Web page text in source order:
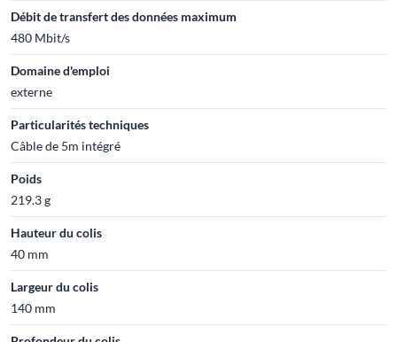
Débit de transfert des données maximum
480 Mbit/s
Domaine d'emploi
externe
Particularités techniques
Câble de 5m intégré
Poids
219.3 g
Hauteur du colis
40 mm
Largeur du colis
140 mm